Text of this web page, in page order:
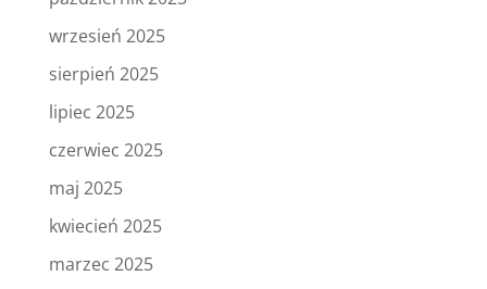
wrzesień 2025
sierpień 2025
lipiec 2025
czerwiec 2025
maj 2025
kwiecień 2025
marzec 2025